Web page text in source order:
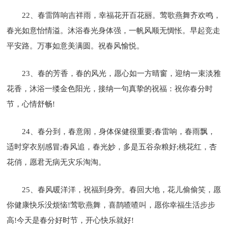
22、春雷阵响吉祥雨，幸福花开百花丽。莺歌燕舞齐欢鸣，
春光如意怡情溢。沐浴春光身体强，一帆风顺无惆怅。早起竞走
平安路。万事如意美满圆。祝春风愉悦。
23、春的芳香，春的风光，愿心如一方晴窗，迎纳一束淡雅
花香，沐浴一缕金色阳光，接纳一句真挚的祝福：祝你春分时
节，心情舒畅!
24、春分到，春意闹，身体保健很重要;春雷响，春雨飘，
适时穿衣别感冒;春风追，春光妙，多是五谷杂粮好;桃花红，杏
花俏，愿君无病无灾乐淘淘。
25、春风暖洋洋，祝福到身旁。春回大地，花儿偷偷笑，愿
你健康快乐没烦恼!莺歌燕舞，喜鹊喳喳叫，愿你幸福生活步步
高!今天是春分好时节，开心快乐就好!